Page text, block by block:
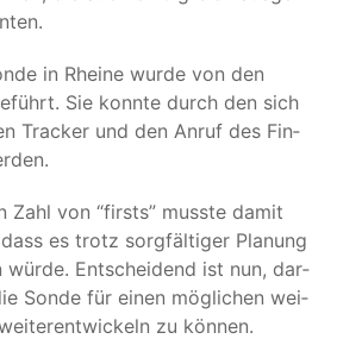
in Rhei­ne wur­de von den
Sie konn­te durch den sich
Tra­cker und den Anruf des Fin­
Zahl von “firsts” muss­te damit
es trotz sorg­fäl­ti­ger Pla­nung
wür­de. Ent­schei­dend ist nun, dar­
Son­de für einen mög­li­chen wei­
zu können.